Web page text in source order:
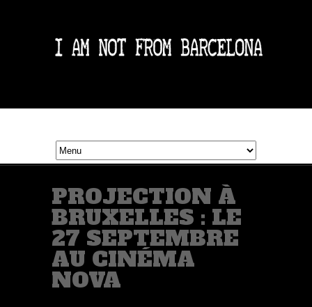
PROJECTION À
BRUXELLES : LE
27 SEPTEMBRE
AU CINÉMA
NOVA